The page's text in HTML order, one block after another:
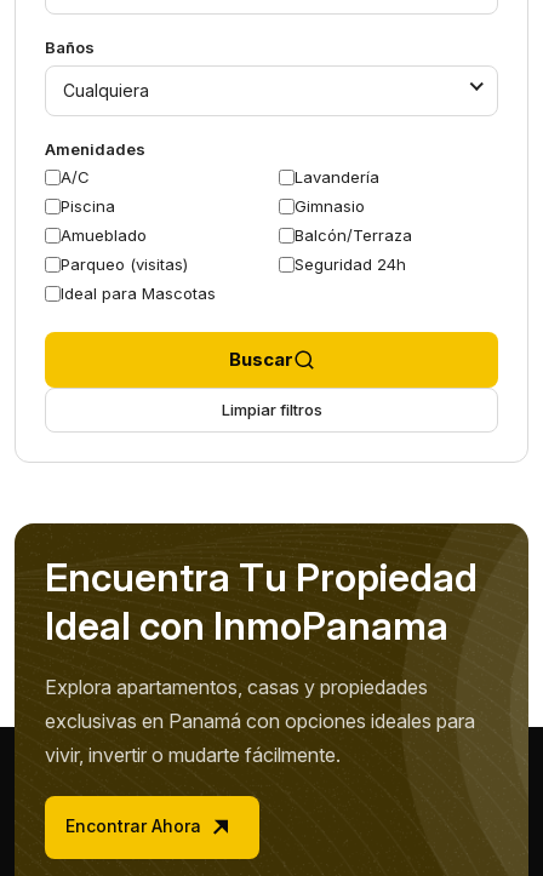
Baños
Cualquiera
Amenidades
A/C
Lavandería
Piscina
Gimnasio
Amueblado
Balcón/Terraza
Parqueo (visitas)
Seguridad 24h
Ideal para Mascotas
Buscar
Limpiar filtros
Encuentra Tu Propiedad
Ideal con InmoPanama
Explora apartamentos, casas y propiedades
exclusivas en Panamá con opciones ideales para
vivir, invertir o mudarte fácilmente.
Encontrar Ahora